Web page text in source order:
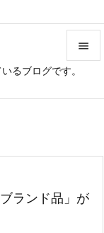
るブログです。

次へ
ランド品」が